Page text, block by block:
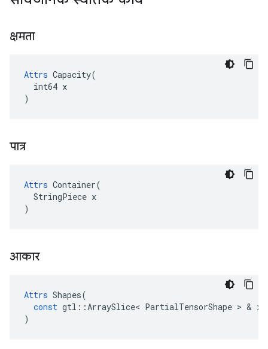
क्षमता
Attrs Capacity(
  int64 x
)
पात्र
Attrs Container(
  StringPiece x
)
आकार
Attrs Shapes(
const gtl ::ArraySlice< PartialTensorShape > & x
)